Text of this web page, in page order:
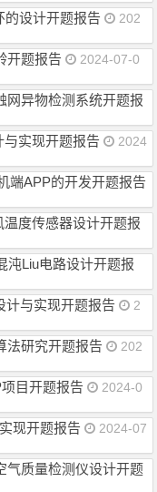
的设计开题报告
202
开题报告
2024-07-0
网异物检测系统开题报
实现开题报告
2024
端APP的开发开题报告
度传感器设计开题报
沌Liu电路设计开题报
计与实现开题报告
2
法研究开题报告
202
目开题报告
2024-0
现开题报告
2024-07
气质量检测仪设计开题